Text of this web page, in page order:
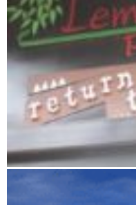
Antananarivo und Umgebung